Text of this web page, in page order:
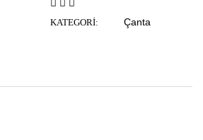
KATEGORI: Çanta